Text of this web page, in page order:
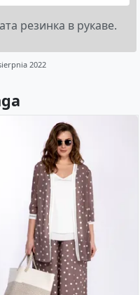
резинка в рукаве.
2022